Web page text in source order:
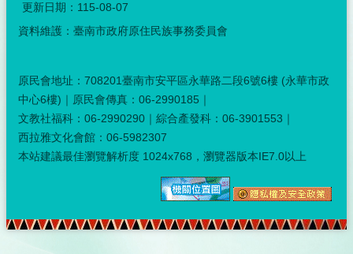
更新日期： 115-08-07
資料維護：臺南市政府原住民族事務委員會
原民會地址：708201臺南市安平區永華路二段6號6樓 (永華市政
中心6樓)｜原民會傳真：06-2990185｜
文教社福科：06-2990290｜綜合產發科：06-3901553｜
西拉雅文化會館：06-5982307
本站建議最佳瀏覽解析度 1024x768，瀏覽器版本IE7.0以上